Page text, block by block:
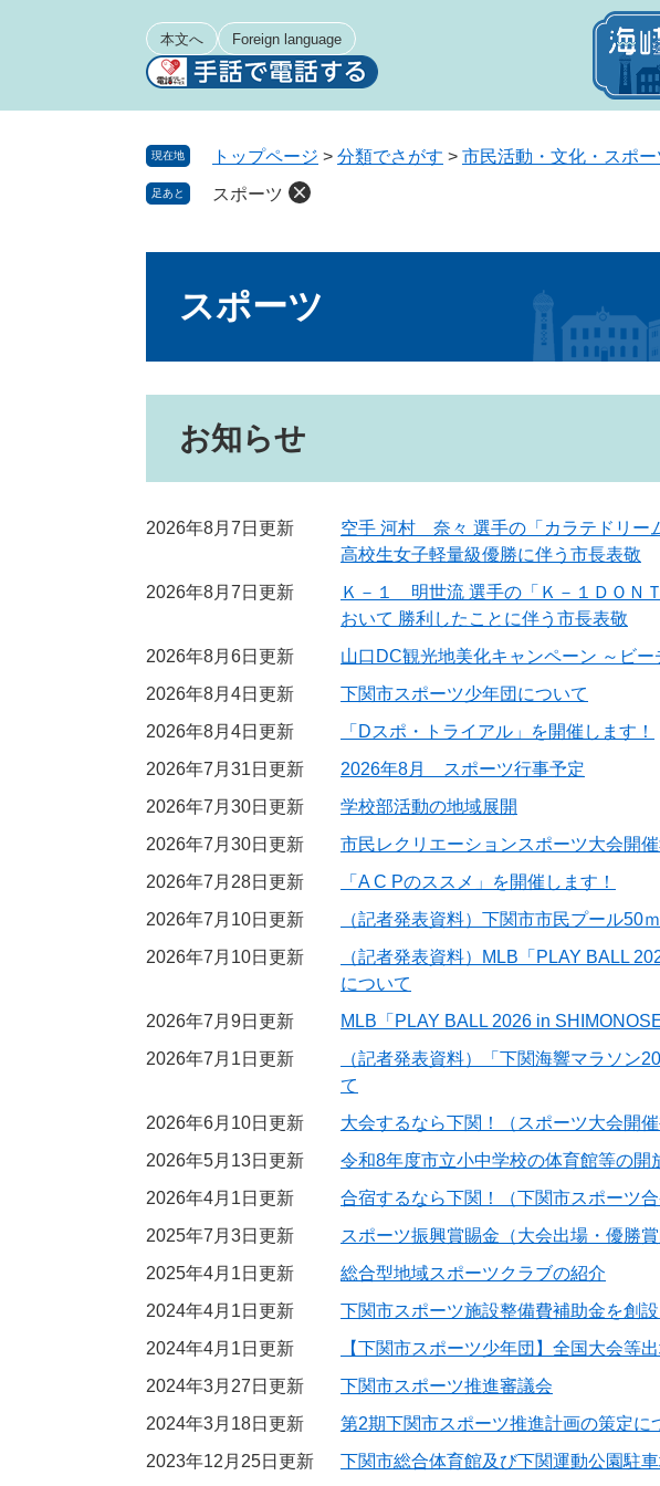
本文へ Foreign language
現在地 トップページ > 分類でさがす > 市民活動・文化・スポー
足あと スポーツ
スポーツ
お知らせ
2026年8月7日更新
空手 河村 奈々 選手の「カラテドリー
高校生女子軽量級優勝に伴う市長表敬
2026年8月7日更新
Ｋ－１ 明世流 選手の「Ｋ－１ＤＯＮ
おいて 勝利したことに伴う市長表敬
2026年8月6日更新
山口DC観光地美化キャンペーン ～ビー
2026年8月4日更新
下関市スポーツ少年団について
2026年8月4日更新
「Dスポ・トライアル」を開催します！
2026年7月31日更新
2026年8月 スポーツ行事予定
2026年7月30日更新
学校部活動の地域展開
2026年7月30日更新
市民レクリエーションスポーツ大会開
2026年7月28日更新
「A C Pのススメ」を開催します！
2026年7月10日更新
（記者発表資料）下関市市民プール50
2026年7月10日更新
（記者発表資料）MLB「PLAY BALL
について
2026年7月9日更新
MLB「PLAY BALL 2026 in
2026年7月1日更新
（記者発表資料）「下関海響マラソン
て
2026年6月10日更新
大会するなら下関！（スポーツ大会開催
2026年5月13日更新
令和8年度市立小中学校の体育館等の開
2026年4月1日更新
合宿するなら下関！（下関市スポーツ合
2025年7月3日更新
スポーツ振興賞賜金（大会出場・優勝
2025年4月1日更新
総合型地域スポーツクラブの紹介
2024年4月1日更新
下関市スポーツ施設整備費補助金を創設
2024年4月1日更新
【下関市スポーツ少年団】全国大会等
2024年3月27日更新
下関市スポーツ推進審議会
2024年3月18日更新
第2期下関市スポーツ推進計画の策定に
2023年12月25日更新
下関市総合体育館及び下関運動公園駐